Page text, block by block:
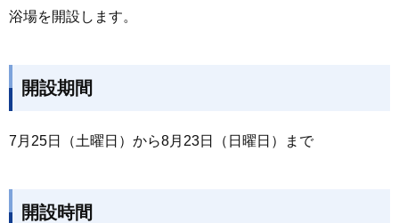
浴場を開設します。
開設期間
7月25日（土曜日）から8月23日（日曜日）まで
開設時間